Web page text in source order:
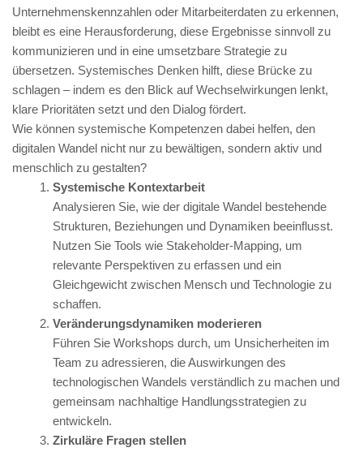
Unternehmenskennzahlen oder Mitarbeiterdaten zu erkennen,
bleibt es eine Herausforderung, diese Ergebnisse sinnvoll zu
kommunizieren und in eine umsetzbare Strategie zu
übersetzen. Systemisches Denken hilft, diese Brücke zu
schlagen – indem es den Blick auf Wechselwirkungen lenkt,
klare Prioritäten setzt und den Dialog fördert.
Wie können systemische Kompetenzen dabei helfen, den
digitalen Wandel nicht nur zu bewältigen, sondern aktiv und
menschlich zu gestalten?
Systemische Kontextarbeit
Analysieren Sie, wie der digitale Wandel bestehende
Strukturen, Beziehungen und Dynamiken beeinflusst.
Nutzen Sie Tools wie Stakeholder-Mapping, um
relevante Perspektiven zu erfassen und ein
Gleichgewicht zwischen Mensch und Technologie zu
schaffen.
Veränderungsdynamiken moderieren
Führen Sie Workshops durch, um Unsicherheiten im
Team zu adressieren, die Auswirkungen des
technologischen Wandels verständlich zu machen und
gemeinsam nachhaltige Handlungsstrategien zu
entwickeln.
Zirkuläre Fragen stellen